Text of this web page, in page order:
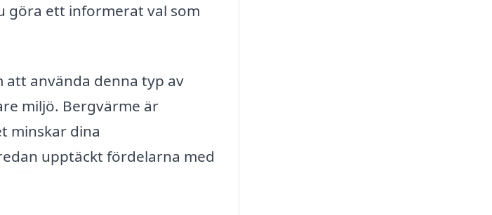
göra ett informerat val som
att använda denna typ av
miljö. Bergvärme är
minskar dina
upptäckt fördelarna med